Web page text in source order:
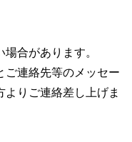
合があります。
ご連絡先等のメッセー
りご連絡差し上げま